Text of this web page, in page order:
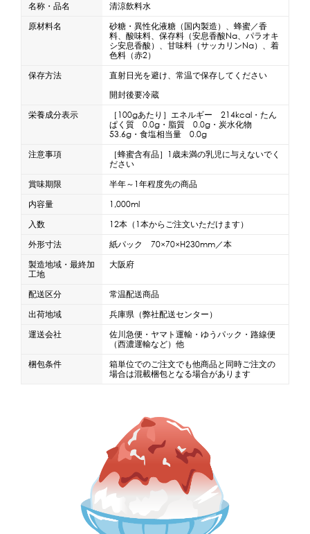
氷旗 のぼり 横幕 風船
ポスター
台湾かき氷「Snow-kiss（スノーキッス）」
かき氷書籍
名称・品名
清涼飲料水
原材料名
砂糖・異性化液糖（国内製造）、蜂蜜／香
料、酸味料、保存料（安息香酸Na、パラオキ
シ安息香酸）、甘味料（サッカリンNa）、着
色料（赤2）
保存方法
直射日光を避け、常温で保存してください
開封後要冷蔵
栄養成分表示
［100gあたり］エネルギー 214kcal・たん
ぱく質 0.0g・脂質 0.0g・炭水化物
53.6g・食塩相当量 0.0g
注意事項
［蜂蜜含有品］1歳未満の乳児に与えないでく
ださい
賞味期限
半年～1年程度先の商品
内容量
1,000ml
入数
12本（1本からご注文いただけます）
外形寸法
紙パック 70×70×H230mm／本
製造地域・最終加
工地
大阪府
配送区分
常温配送商品
出荷地域
兵庫県（弊社配送センター）
運送会社
佐川急便・ヤマト運輸・ゆうパック・路線便
（西濃運輸など）他
梱包条件
箱単位でのご注文でも他商品と同時ご注文の
場合は混載梱包となる場合があります